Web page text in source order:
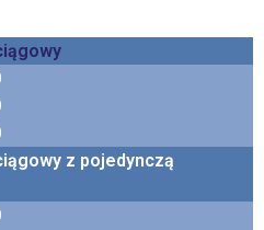
z pojedynczą